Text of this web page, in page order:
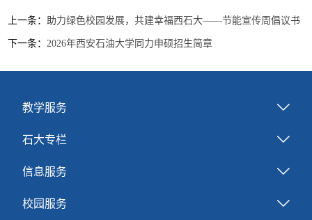
上一条： 助力绿色校园发展，共建幸福西石大——节能宣传周倡议书
下一条： 2026年西安石油大学同力申硕招生简章
教学服务
石大专栏
信息服务
校园服务